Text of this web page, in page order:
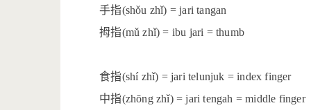
手指(shǒu zhǐ) = jari tangan
拇指(mǔ zhǐ) = ibu jari = thumb
食指(shí zhǐ) = jari telunjuk = index finger
中指(zhōng zhǐ) = jari tengah = middle finger